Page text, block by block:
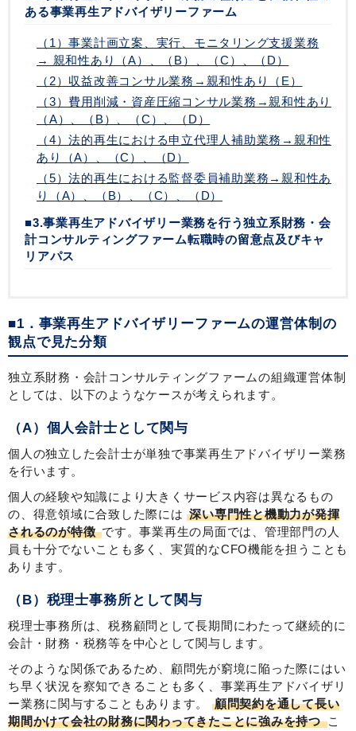
ある事業再生アドバイザリーファーム
（1）事業計画立案、実行、モニタリング支援業務
→ 親和性あり（A）、（B）、（C）、（D）
（2）収益改善コンサル業務→親和性あり（E）
（3）費用削減・資産圧縮コンサル業務→親和性あり
（A）、（B）、（C）、（D）
（4）法的再生における申立代理人補助業務→親和性
あり（A）、（C）、（D）
（5）法的再生における監督委員補助業務→親和性あ
り（A）、（B）、（C）、（D）
■3.事業再生アドバイザリー業務を行う独立系財務・会
計コンサルティングファーム転職時の留意点及びキャ
リアパス
■1．事業再生アドバイザリーファームの運営体制の
観点で見た分類
独立系財務・会計コンサルティングファームの組織運営体制
としては、以下のようなケースが考えられます。
（A）個人会計士として関与
個人の独立した会計士が単独で事業再生アドバイザリー業務
を行います。
個人の経験や知識により大きくサービス内容は異なるもの
の、得意領域に合致した際には深い専門性と機動力が発揮
されるのが特徴 です。事業再生の局面では、管理部門の人
員も十分でないことも多く、実質的なCFO機能を担うことも
あります。
（B）税理士事務所として関与
税理士事務所は、税務顧問として長期間にわたって継続的に
会計・財務・税務等を中心として関与します。
そのような関係であるため、顧問先が窮境に陥った際にはい
ち早く状況を察知できることも多く、事業再生アドバイザリ
ー業務に関与することもあります。
顧問契約を通して長い
期間かけて会社の財務に関わってきたことに強みを持つこ